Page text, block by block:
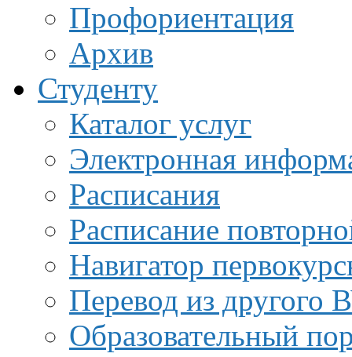
Профориентация
Архив
Студенту
Каталог услуг
Электронная
Расписания
Расписание
Навигатор
Перевод из другого
Образовательный